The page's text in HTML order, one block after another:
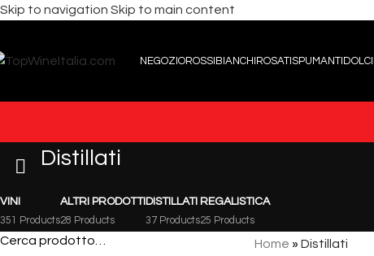
Skip to navigation Skip to main content
NEGOZIOROSSI BIANCHI ROSATI SPUMANTI DOLCI
Distillati
VINI
351 Products
ALTRI PRODOTTI
28 Products
DISTILLATI
37 Products
REGALISTICA
25 Products
Cerca prodotto… Home » Distillati